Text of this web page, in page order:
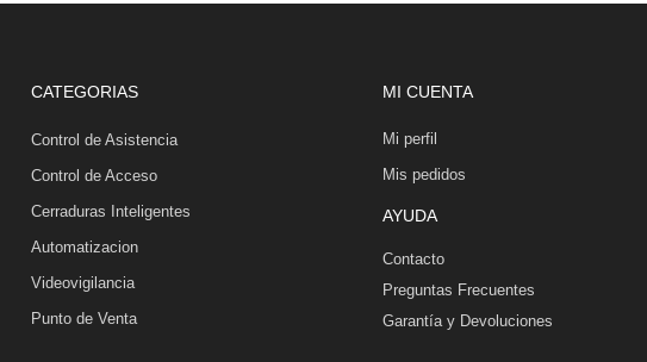
CATEGORIAS
Control de Asistencia
Control de Acceso
Cerraduras Inteligentes
Automatizacion
Videovigilancia
Punto de Venta
MI CUENTA
Mi perfil
Mis pedidos
AYUDA
Contacto
Preguntas Frecuentes
Garantía y Devoluciones